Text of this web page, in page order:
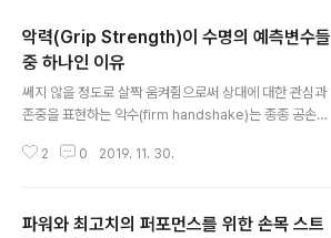
악력(Grip Strength)이 수명의 예측변수들
중 하나인 이유
쎄지 않을 정도로 살짝 움켜쥠으로써 상대에 대한 관심과
존중을 표현하는 악수(firm handshake)는 종종 공손함
구조사는 악력(grip strength)과 기대수명 사이의 강한
위험이 더 낮은 것으로 확인됐다. 예를 들면, 영국의학저널
2 0 2019. 11. 30.
파워와 최고치의 퍼포먼스를 위한 손목 스트